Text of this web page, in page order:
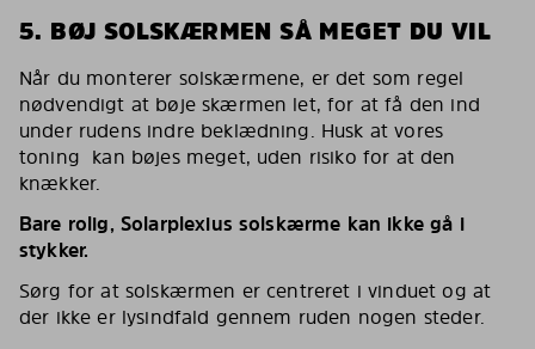
5. BØJ SOLSKÆRMEN SÅ MEGET DU VIL
Når du monterer solskærmene, er det som regel
nødvendigt at bøje skærmen let, for at få den ind
under rudens indre beklædning. Husk at vores
toning kan bøjes meget, uden risiko for at den
knækker.
Bare rolig, Solarplexius solskærme kan ikke gå i
stykker.
Sørg for at solskærmen er centreret i vinduet og at
der ikke er lysindfald gennem ruden nogen steder.